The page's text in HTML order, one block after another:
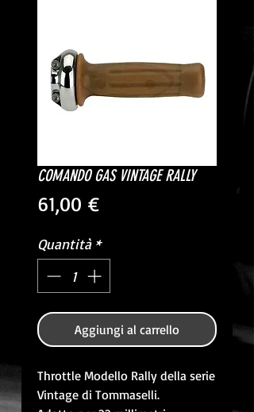
COMANDO GAS VINTAGE RALLY
61,00 €Prezzo
Quantità *
Aggiungi al carrello
Throttle Modello Rally della serie
Vintage di Tommaselli.